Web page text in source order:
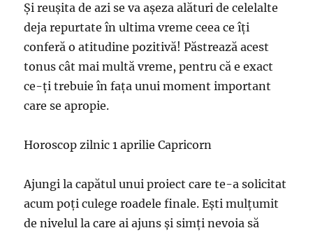
Şi reuşita de azi se va aşeza alături de celelalte
deja repurtate în ultima vreme ceea ce îţi
conferă o atitudine pozitivă! Păstrează acest
tonus cât mai multă vreme, pentru că e exact
ce-ţi trebuie în faţa unui moment important
care se apropie.
Horoscop zilnic 1 aprilie Capricorn
Ajungi la capătul unui proiect care te-a solicitat
acum poţi culege roadele finale. Eşti mulţumit
de nivelul la care ai ajuns şi simţi nevoia să